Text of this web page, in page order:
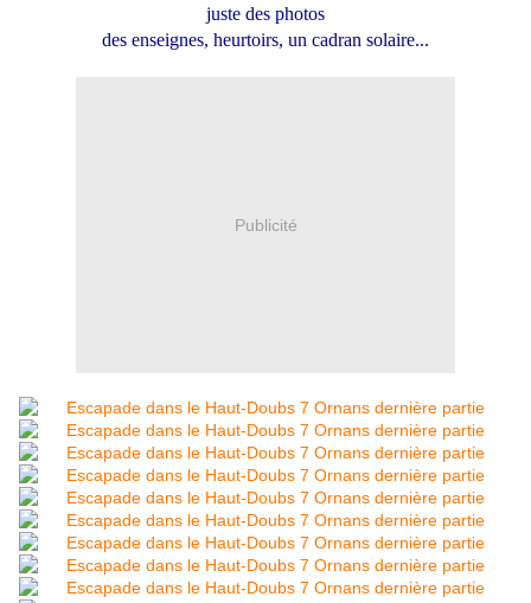
juste des photos
des enseignes, heurtoirs, un cadran solaire...
Publicité